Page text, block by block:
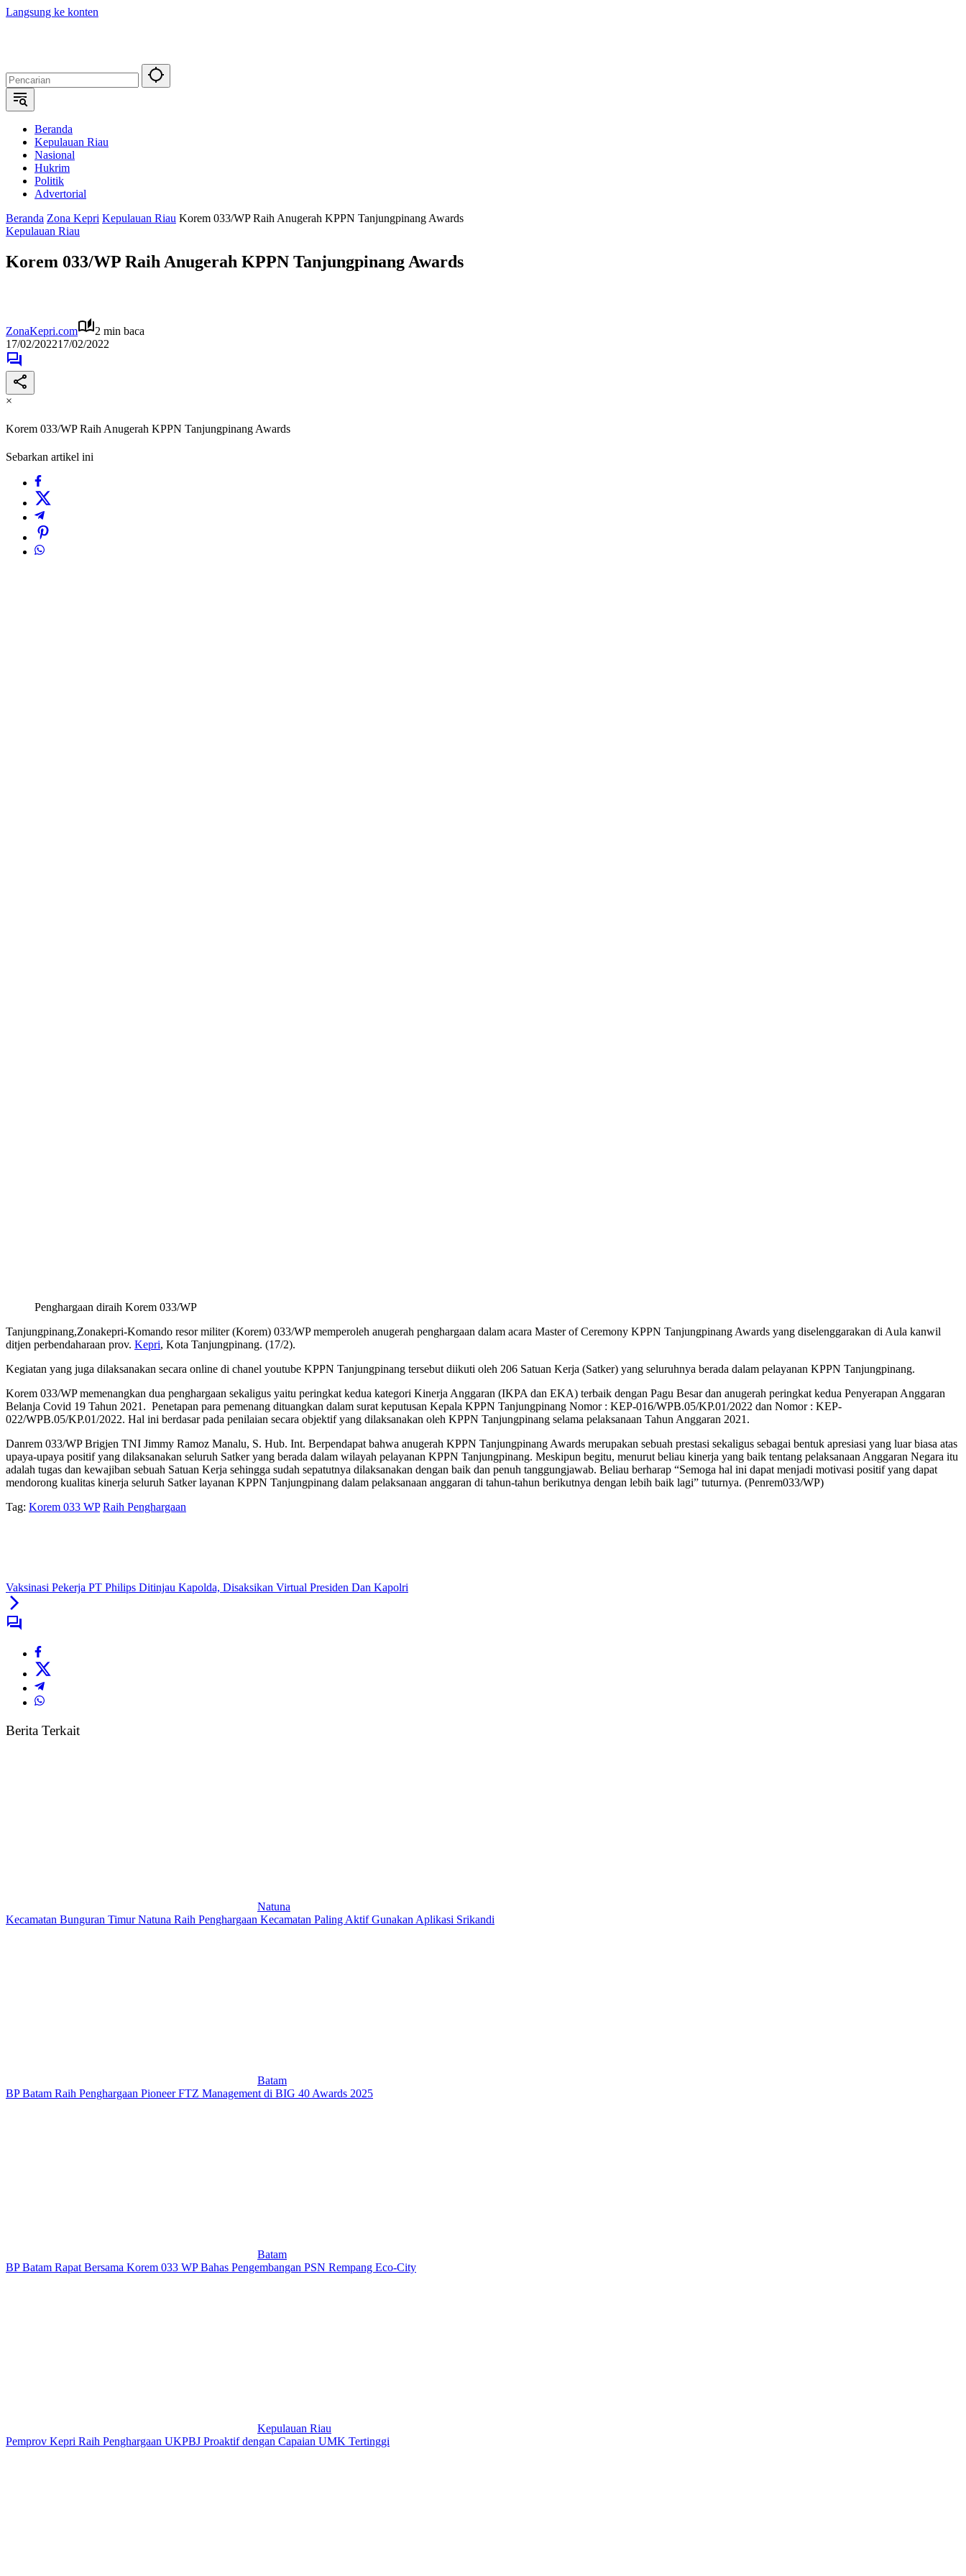
Langsung ke konten
Beranda
Kepulauan Riau
Nasional
Hukrim
Politik
Advertorial
Beranda Zona Kepri Kepulauan Riau Korem 033/WP Raih Anugerah KPPN Tanjungpinang Awards
Kepulauan Riau
Korem 033/WP Raih Anugerah KPPN Tanjungpinang Awards
ZonaKepri.com
2 min baca
17/02/202217/02/2022
×
Korem 033/WP Raih Anugerah KPPN Tanjungpinang Awards
Sebarkan artikel ini
Penghargaan diraih Korem 033/WP
Tanjungpinang,Zonakepri-Komando resor militer (Korem) 033/WP memperoleh anugerah penghargaan dalam acara Master of Ceremony KPPN Tanjungpinang Awards yang diselenggarakan di Aula kanwil
ditjen perbendaharaan prov. Kepri, Kota Tanjungpinang. (17/2).
Kegiatan yang juga dilaksanakan secara online di chanel youtube KPPN Tanjungpinang tersebut diikuti oleh 206 Satuan Kerja (Satker) yang seluruhnya berada dalam pelayanan KPPN Tanjungpinang.
Korem 033/WP memenangkan dua penghargaan sekaligus yaitu peringkat kedua kategori Kinerja Anggaran (IKPA dan EKA) terbaik dengan Pagu Besar dan anugerah peringkat kedua Penyerapan Anggaran
Belanja Covid 19 Tahun 2021. Penetapan para pemenang dituangkan dalam surat keputusan Kepala KPPN Tanjungpinang Nomor : KEP-016/WPB.05/KP.01/2022 dan Nomor : KEP-
022/WPB.05/KP.01/2022. Hal ini berdasar pada penilaian secara objektif yang dilaksanakan oleh KPPN Tanjungpinang selama pelaksanaan Tahun Anggaran 2021.
Danrem 033/WP Brigjen TNI Jimmy Ramoz Manalu, S. Hub. Int. Berpendapat bahwa anugerah KPPN Tanjungpinang Awards merupakan sebuah prestasi sekaligus sebagai bentuk apresiasi yang luar biasa atas
upaya-upaya positif yang dilaksanakan seluruh Satker yang berada dalam wilayah pelayanan KPPN Tanjungpinang. Meskipun begitu, menurut beliau kinerja yang baik tentang pelaksanaan Anggaran Negara itu
adalah tugas dan kewajiban sebuah Satuan Kerja sehingga sudah sepatutnya dilaksanakan dengan baik dan penuh tanggungjawab. Beliau berharap “Semoga hal ini dapat menjadi motivasi positif yang dapat
mendorong kualitas kinerja seluruh Satker layanan KPPN Tanjungpinang dalam pelaksanaan anggaran di tahun-tahun berikutnya dengan lebih baik lagi” tuturnya. (Penrem033/WP)
Tag: Korem 033 WP Raih Penghargaan
Vaksinasi Pekerja PT Philips Ditinjau Kapolda, Disaksikan Virtual Presiden Dan Kapolri
Berita Terkait
Natuna
Kecamatan Bunguran Timur Natuna Raih Penghargaan Kecamatan Paling Aktif Gunakan Aplikasi Srikandi
Batam
BP Batam Raih Penghargaan Pioneer FTZ Management di BIG 40 Awards 2025
Batam
BP Batam Rapat Bersama Korem 033 WP Bahas Pengembangan PSN Rempang Eco-City
Kepulauan Riau
Pemprov Kepri Raih Penghargaan UKPBJ Proaktif dengan Capaian UMK Tertinggi